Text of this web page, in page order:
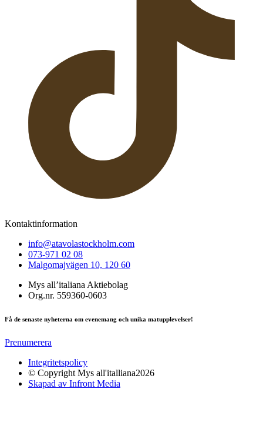
Kontaktinformation
info@atavolastockholm.com
073-971 02 08
Malgomajvägen 10, 120 60
Mys all’italiana Aktiebolag
Org.nr. 559360-0603
Få de senaste nyheterna om evenemang och unika matupplevelser!
Prenumerera
Integritetspolicy
© Copyright Mys all'italliana2026
Skapad av Infront Media